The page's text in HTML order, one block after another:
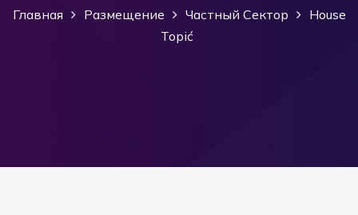
Главная Размещение Частный Сектор
House
Topić